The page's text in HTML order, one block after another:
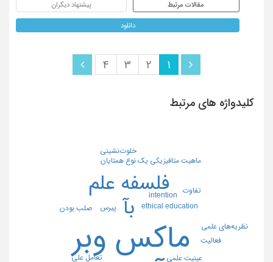
مقالات مرتبط پیشنهاد دیگران
دانلود
1
2
3
4
کلیدواژه های مرتبط
ماکس وبر
بآ
فلسفه علم
ethical education
intention
پیرس
تعامل علي
صلب بودن
عینیت علمی
ماهيت متافيزيكي يك نوع
تفاوت
خلوت‌نشینی
فعالیت
نظریه‌های علمی
همتایان